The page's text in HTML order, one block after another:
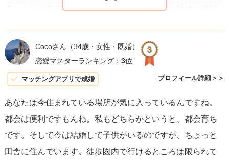
ることが大事です。パートナーとの価値観の一致は、結婚
良好な関係を築く上での心構えについては、
重が最も大切です。お互いの異なるバックグラウンドや価
感情や考えを率直に伝え、相手の意見も心を開いて聞く姿
勢が関係を深めます。定期的なコミュニケーションで互い
の期待や願望を共有し、一緒に解決策を考えることが大切
です。
Cocoさん （34歳・女性・既婚）
恋愛マスターランキング： 3位
マッチングアプリで成婚 プロフィール詳細＞＞
あなたは今住まれている場所が気に入っているんですね。
都会は便利ですもんね。私もどちらかというと、都会育ち
です。そして今は結婚して子供がいるのですが、ちょっと
田舎に住んでいます。徒歩圏内で行けるところは限られて